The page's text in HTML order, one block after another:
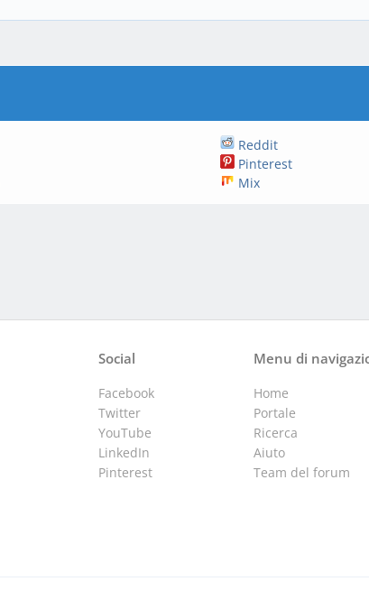
Reddit
Pinterest
Mix
Menu di
Home
Portale
Ricerca
Aiuto
Team del forum
Social
Facebook
Twitter
YouTube
LinkedIn
Pinterest